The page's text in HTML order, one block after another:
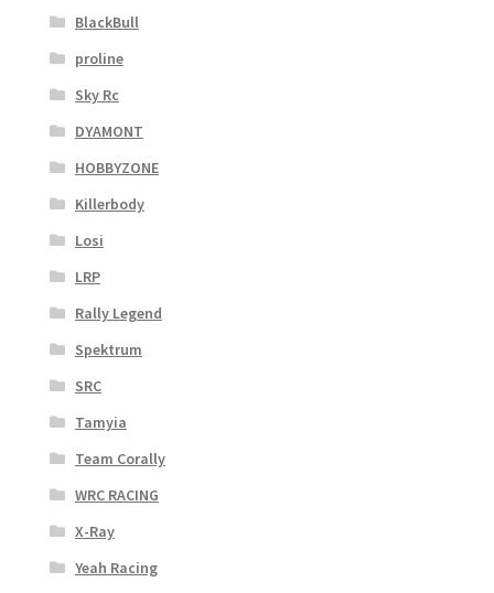
BlackBull
proline
Sky Rc
DYAMONT
HOBBYZONE
Killerbody
Losi
LRP
Rally Legend
Spektrum
SRC
Tamyia
Team Corally
WRC RACING
X-Ray
Yeah Racing